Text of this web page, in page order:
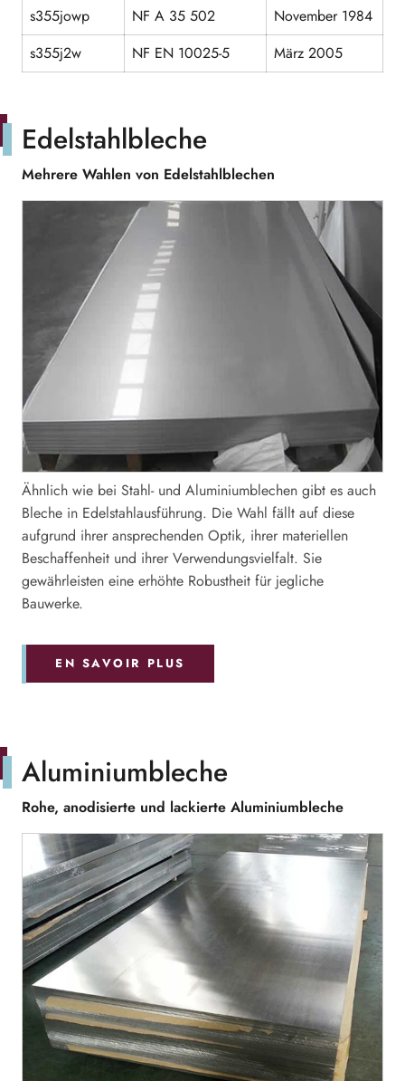
s355jowp NF A 35 502
November 1984
s355j2w
NF EN 10025-5 März 2005
Mehrere Wahlen von Edelstahlblechen
Edelstahlbleche
Ähnlich wie bei Stahl- und Aluminiumblechen gibt es auch
Bleche in Edelstahlausführung. Die Wahl fällt auf diese
aufgrund ihrer ansprechenden Optik, ihrer materiellen
Beschaffenheit und ihrer Verwendungsvielfalt. Sie
gewährleisten eine erhöhte Robustheit für jegliche
Bauwerke.
EN SAVOIR PLUS
Rohe, anodisierte und lackierte Aluminiumbleche
Aluminiumbleche